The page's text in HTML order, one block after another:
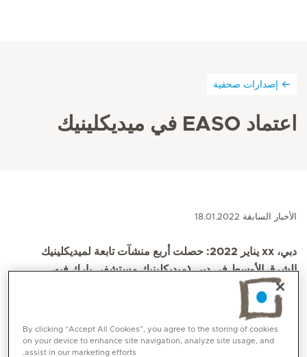
إصدارات صحفية
اعتماد EASO في ميديكلينيك
الأخبار السابقة 18.01.2022
دبي، xx يناير 2022: حصلت أربع منشآت تابعة لميديكلينيك
الشرق الأوسط في دبي (ميديكلينيك مستشفى بارك فيو،
وميديكلينيك مستشفى المدينة، وميديكلينيك مستشفى ويلكير،
وميدكلينيك دبي مول) على الاعتماد من الجمعية الأوروبية لدراسة
By clicking “Accept All Cookies”, you agree to the storing of cookies
on your device to enhance site navigation, analyze site usage, and
assist in our marketing efforts.